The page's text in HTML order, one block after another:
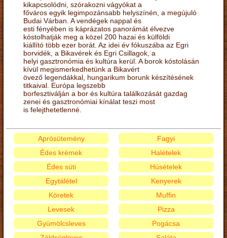
kikapcsolódni, szórakozni vágyókat a
főváros egyik legimpozánsabb helyszínén, a megújuló
Budai Várban. A vendégek nappal és
esti fényében is káprázatos panorámát élvezve
kóstolhatják meg a közel 200 hazai és külföldi
kiállító több ezer borát. Az idei év fókuszába az Egri
borvidék, a Bikavérek és Egri Csillagok, a
helyi gasztronómia és kultúra kerül. A borok kóstolásán
kívül megismerkedhetünk a Bikavért
övező legendákkal, hungarikum borunk készítésének
titkaival. Európa legszebb
borfesztiválján a bor és kultúra találkozását gazdag
zenei és gasztronómiai kínálat teszi most
is felejthetetlenné.
Aprósütemény
Édes krémek
Édes süti
Egytálétel
Fagyi
Halételek
Húsételek
Kenyerek
Köretek
Levesek
Gyümölcsleves
Muffin
Pizza
Pogácsa